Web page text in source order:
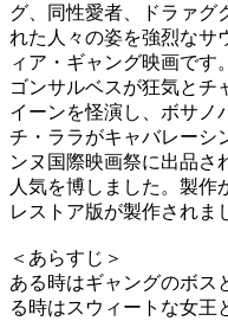
グ、同性愛者、ドラァグ
れた人々の姿を強烈なサ
ィア・ギャング映画です
ゴンサルベスが狂気とチ
イーンを怪演し、ボサノ
チ・ララがキャバレーシ
ンヌ国際映画祭に出品さ
人気を博しました。製作
レストア版が製作されま
＜あらすじ＞
ある時はギャングのボス
る時はスウィートな女王